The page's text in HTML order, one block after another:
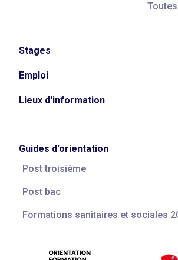
Stages
Emploi
Lieux d'information
Guides d'orientation
Post troisième
Post bac
Formations sanitaires et sociales